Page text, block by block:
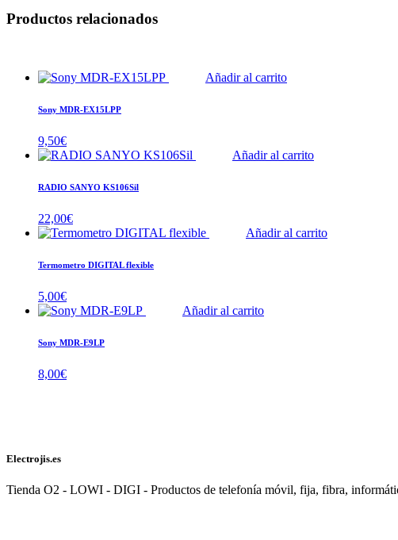
Productos relacionados
Añadir al carrito
Sony MDR-EX15LPP
9,50€
Añadir al carrito
RADIO SANYO KS106Sil
22,00€
Añadir al carrito
Termometro DIGITAL flexible
5,00€
Añadir al carrito
Sony MDR-E9LP
8,00€
Electrojis.es
Tienda O2 - LOWI - DIGI - Productos de telefonía móvil, fija, fibra,